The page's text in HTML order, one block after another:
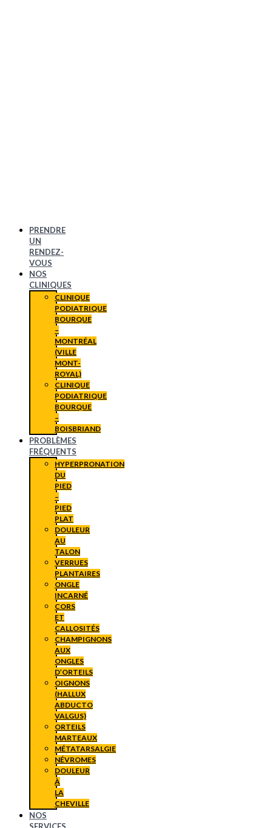
PRENDRE
UN
RENDEZ-
VOUS
NOS
CLINIQUES
CLINIQUE
PODIATRIQUE
BOURQUE
–
MONTRÉAL
(VILLE
MONT-
ROYAL)
CLINIQUE
PODIATRIQUE
BOURQUE
–
BOISBRIAND
PROBLÈMES
FRÉQUENTS
HYPERPRONATION
DU
PIED
–
PIED
PLAT
DOULEUR
AU
TALON
VERRUES
PLANTAIRES
ONGLE
INCARNÉ
CORS
ET
CALLOSITÉS
CHAMPIGNONS
AUX
ONGLES
D’ORTEILS
OIGNONS
(HALLUX
ABDUCTO
VALGUS)
ORTEILS
MARTEAUX
MÉTATARSALGIE
NÉVROMES
DOULEUR
À
LA
CHEVILLE
NOS